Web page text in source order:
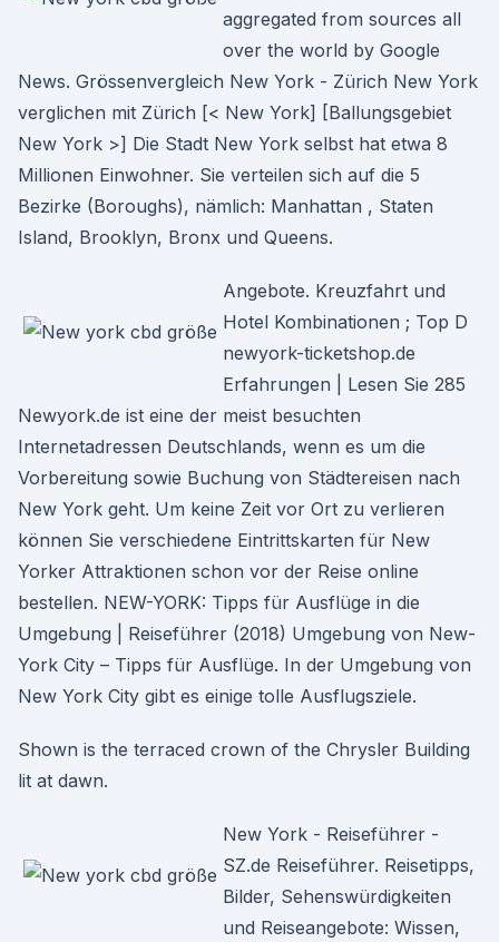
aggregated from sources all
over the world by Google
News. Grössenvergleich New York - Zürich New York
verglichen mit Zürich [< New York] [Ballungsgebiet
New York >] Die Stadt New York selbst hat etwa 8
Millionen Einwohner. Sie verteilen sich auf die 5
Bezirke (Boroughs), nämlich: Manhattan , Staten
Island, Brooklyn, Bronx und Queens.
Angebote. Kreuzfahrt und
Hotel Kombinationen ; Top D
newyork-ticketshop.de
Erfahrungen | Lesen Sie 285
Newyork.de ist eine der meist besuchten
Internetadressen Deutschlands, wenn es um die
Vorbereitung sowie Buchung von Städtereisen nach
New York geht. Um keine Zeit vor Ort zu verlieren
können Sie verschiedene Eintrittskarten für New
Yorker Attraktionen schon vor der Reise online
bestellen. NEW-YORK: Tipps für Ausflüge in die
Umgebung | Reiseführer (2018) Umgebung von New-
York City – Tipps für Ausflüge. In der Umgebung von
New York City gibt es einige tolle Ausflugsziele.
Shown is the terraced crown of the Chrysler Building
lit at dawn.
New York - Reiseführer -
SZ.de Reiseführer. Reisetipps,
Bilder, Sehenswürdigkeiten
und Reiseangebote: Wissen,